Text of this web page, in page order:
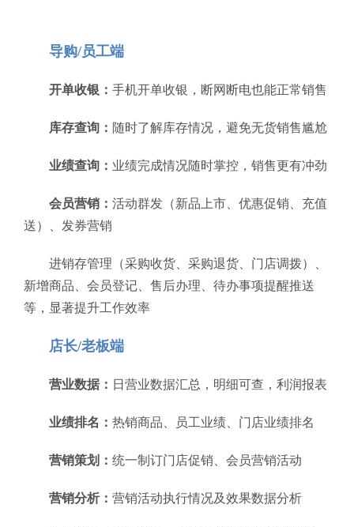
导购/员工端
开单收银： 手机开单收银，断网断电也能正常销售
库存查询： 随时了解库存情况，避免无货销售尴尬
业绩查询： 业绩完成情况随时掌控，销售更有冲劲
会员营销： 活动群发（新品上市、优惠促销、充值
送）、发券营销
进销存管理（采购收货、采购退货、门店调拨）、
新增商品、会员登记、售后办理、待办事项提醒推送
等，显著提升工作效率
店长/老板端
营业数据： 日营业数据汇总，明细可查，利润报表
业绩排名： 热销商品、员工业绩、门店业绩排名
营销策划： 统一制订门店促销、会员营销活动
营销分析： 营销活动执行情况及效果数据分析